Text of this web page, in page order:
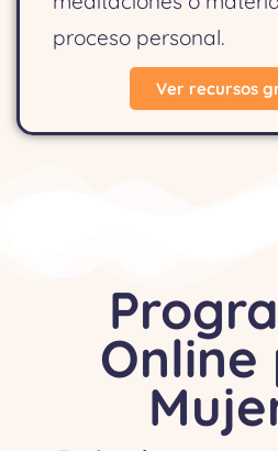
proceso personal.
Ver recursos
Online